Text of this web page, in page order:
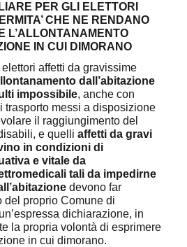
PER GLI ELETTORI
CHE NE RENDANO
L’ALLONTANAMENTO
IN CUI DIMORANO
affetti da gravissime
dall’abitazione
impossibile, anche con
trasporto messi a disposizione
il raggiungimento del
e quelli affetti da gravi
in condizioni di
e vitale da
tali da impedirne
devono far
del proprio Comune di
dichiarazione, in
la propria volontà di esprimere
in cui dimorano.